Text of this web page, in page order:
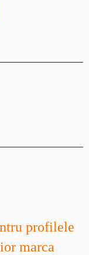
profilele
marca